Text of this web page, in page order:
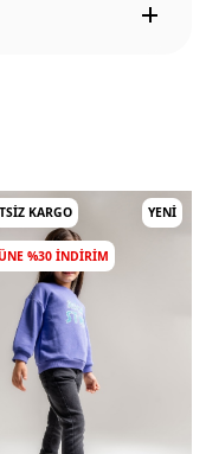
KARGO YENI
%30 INDIRIM